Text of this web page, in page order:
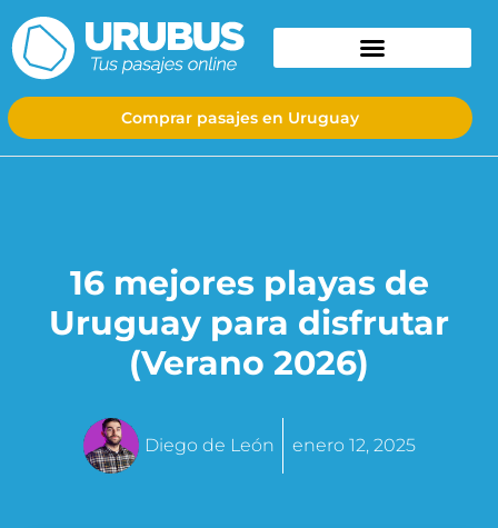
Comprar pasajes en Uruguay
16 mejores playas de
Uruguay para disfrutar
(Verano 2026)
Diego de León enero 12, 2025